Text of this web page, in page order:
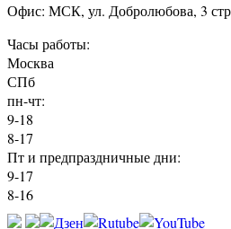
Офис: МСК, ул. Добролюбова, 3
Часы работы:
Москва
СПб
пн-чт:
9-18
8-17
Пт и предпраздничные дни:
9-17
8-16